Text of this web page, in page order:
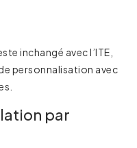
inchangé avec l’ITE,
personnalisation avec
par